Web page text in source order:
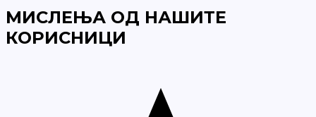
МИСЛЕЊА ОД НАШИТЕ
КОРИСНИЦИ